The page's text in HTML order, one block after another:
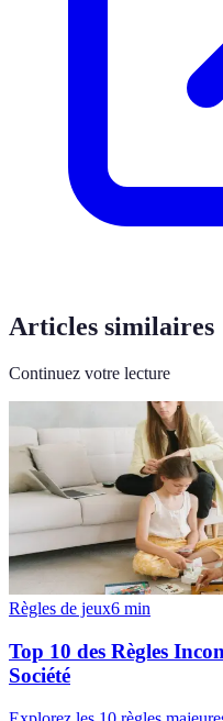
Articles similaires
Continuez votre lecture
Règles de jeux6 min
Top 10 des Règles
Société